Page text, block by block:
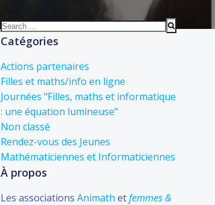
Search
for:
Catégories
Actions partenaires
Filles et maths/info en ligne
Journées "Filles, maths et informatique
: une équation lumineuse"
Non classé
Rendez-vous des Jeunes
Mathématiciennes et Informaticiennes
À propos
Les associations Animath etfemmes &